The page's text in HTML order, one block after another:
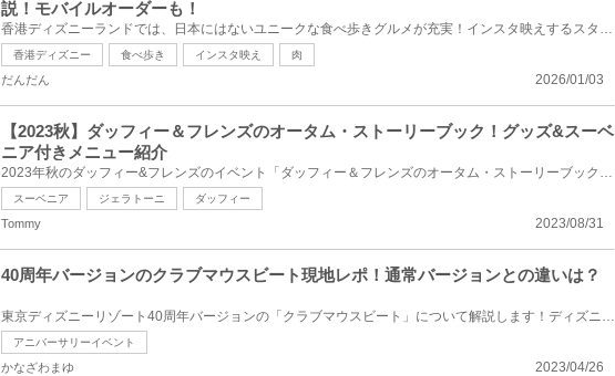
説！モバイルオーダーも！
香港ディズニーランドでは、日本にはないユニークな食べ歩きグルメが充実！インスタ映えするスタバドリ...
香港ディズニー 食べ歩き インスタ映え 肉
2026/01/03
だんだん
【2023秋】ダッフィー＆フレンズのオータム・ストーリーブック！グッズ&スーベ
ニア付きメニュー紹介
2023年秋のダッフィー&フレンズのイベント「ダッフィー＆フレンズのオータム・ストーリーブック」が開催...
スーベニア ジェラトーニ ダッフィー
2023/08/31
Tommy
40周年バージョンのクラブマウスビート現地レポ！通常バージョンとの違いは？
東京ディズニーリゾート40周年バージョンの「クラブマウスビート」について解説します！ディズニーラン...
アニバーサリーイベント
2023/04/26
かなざわまゆ